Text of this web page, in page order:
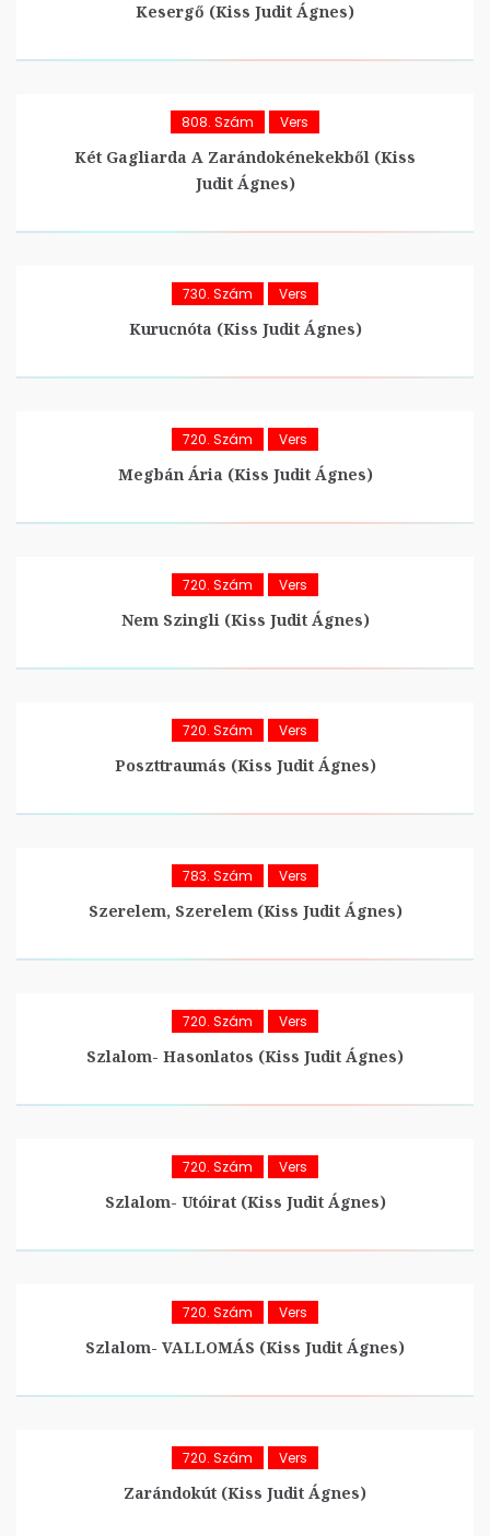
Kesergő (Kiss Judit Ágnes)
808. Szám Vers
Két Gagliarda A Zarándokénekekből (Kiss
Judit Ágnes)
730. Szám Vers
Kurucnóta (Kiss Judit Ágnes)
720. Szám Vers
Megbán Ária (Kiss Judit Ágnes)
720. Szám Vers
Nem Szingli (Kiss Judit Ágnes)
720. Szám Vers
Poszttraumás (Kiss Judit Ágnes)
783. Szám Vers
Szerelem, Szerelem (Kiss Judit Ágnes)
720. Szám Vers
Szlalom- Hasonlatos (Kiss Judit Ágnes)
720. Szám Vers
Szlalom- Utóirat (Kiss Judit Ágnes)
720. Szám Vers
Szlalom- VALLOMÁS (Kiss Judit Ágnes)
720. Szám Vers
Zarándokút (Kiss Judit Ágnes)